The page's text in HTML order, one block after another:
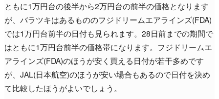
ともに1万円台の後半から2万円台の前半の価格となります
が、バラツキはあるもののフジドリームエアラインズ(FDA)
では1万円台前半の日付も見られます。28日前までの期間で
はともに1万円台前半の価格帯になります。フジドリームエ
アラインズ(FDA)のほうが安く買える日付が若干多めです
が、JAL(日本航空)のほうが安い場合もあるので日付を決め
て比較したほうがよいでしょう。